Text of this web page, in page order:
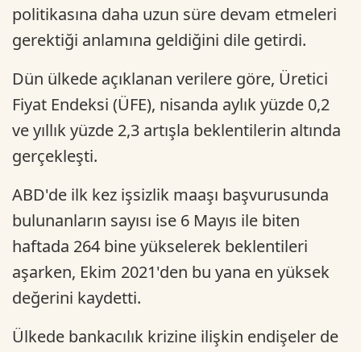
politikasına daha uzun süre devam etmeleri
gerektiği anlamına geldiğini dile getirdi.
Dün ülkede açıklanan verilere göre, Üretici
Fiyat Endeksi (ÜFE), nisanda aylık yüzde 0,2
ve yıllık yüzde 2,3 artışla beklentilerin altında
gerçekleşti.
ABD'de ilk kez işsizlik maaşı başvurusunda
bulunanların sayısı ise 6 Mayıs ile biten
haftada 264 bine yükselerek beklentileri
aşarken, Ekim 2021'den bu yana en yüksek
değerini kaydetti.
Ülkede bankacılık krizine ilişkin endişeler de